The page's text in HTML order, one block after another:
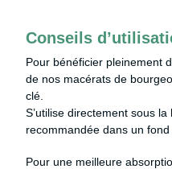
Conseils
Pour bénéficier pleinement
de nos macérats de
clé.
S’utilise directement sous
recommandée dans un
Pour une meilleure